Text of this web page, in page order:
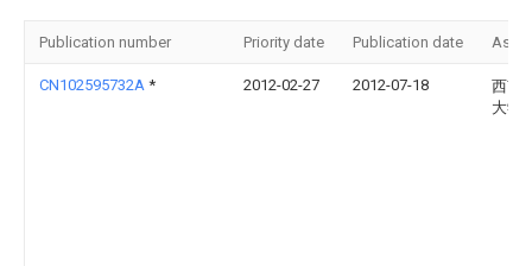
Publication number Priority date Publication date
CN102595732A * 2012-02-27 2012-07-18
西南
大学